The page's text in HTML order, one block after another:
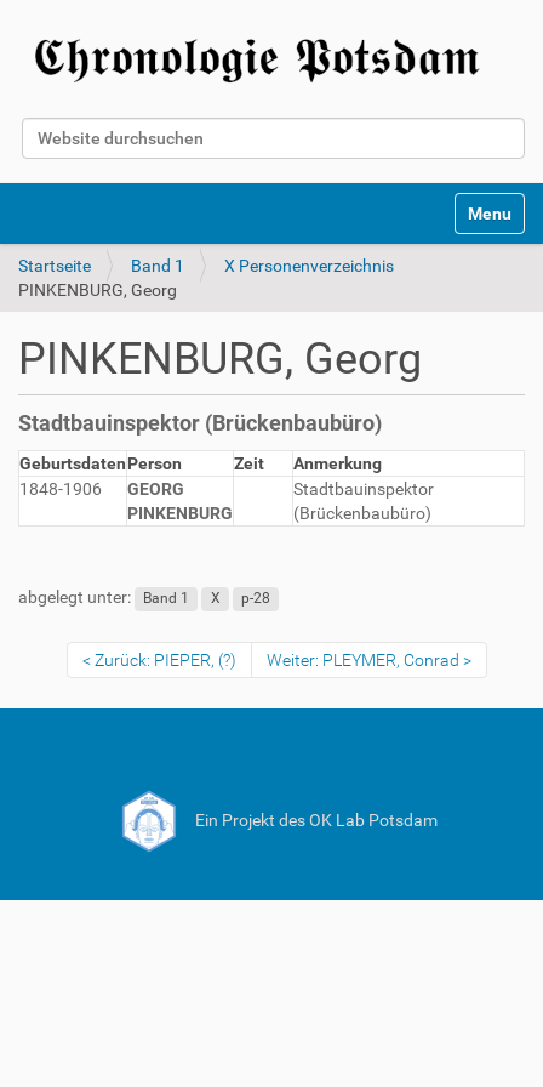
Website durchsuchen
Toggle
Startseite Band 1
X Personenverzeichnis
PINKENBURG, Georg
PINKENBURG, Georg
Stadtbauinspektor (Brückenbaubüro)
GeburtsdatenPerson Zeit
Anmerkung
1848-1906
GEORG
PINKENBURG
Stadtbauinspektor
(Brückenbaubüro)
abgelegt unter: Band 1 X p-28
Zurück: PIEPER, (?) Weiter: PLEYMER, Conrad
Ein Projekt des OK Lab Potsdam